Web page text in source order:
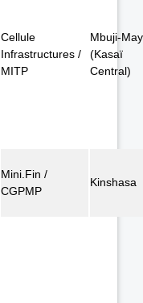
Cellule
Infrastructures /
MITP
Mbuji-
(Kasaï
Central)
Mini.Fin /
CGPMP
Kinshasa